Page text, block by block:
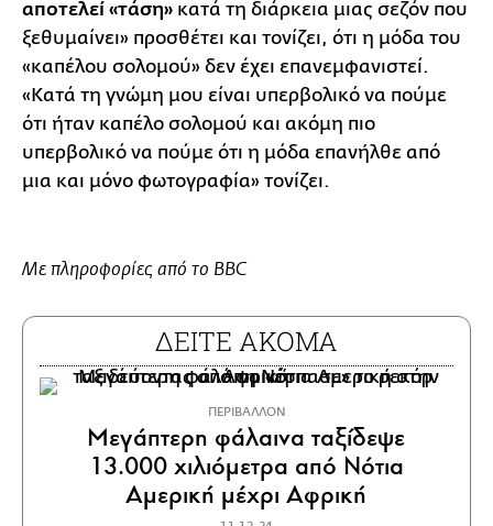
αποτελεί «τάση» κατά τη διάρκεια μιας σεζόν που
ξεθυμαίνει» προσθέτει και τονίζει, ότι η μόδα του
«καπέλου σολομού» δεν έχει επανεμφανιστεί.
«Κατά τη γνώμη μου είναι υπερβολικό να πούμε
ότι ήταν καπέλο σολομού και ακόμη πιο
υπερβολικό να πούμε ότι η μόδα επανήλθε από
μια και μόνο φωτογραφία» τονίζει.
Με πληροφορίες από το BBC
ΔΕΙΤΕ ΑΚΟΜΑ
ΠΕΡΙΒΑΛΛΟΝ
Μεγάπτερη φάλαινα ταξίδεψε
13.000 χιλιόμετρα από Νότια
Αμερική μέχρι Αφρική